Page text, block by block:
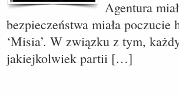
Agentura
bezpieczeństwa miała
‘Misia’. W związku z tym,
jakiejkolwiek partii […]